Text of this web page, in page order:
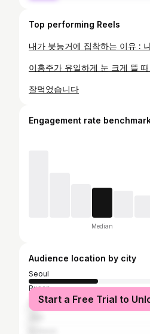
Top performing Reels
이홍주가 유일하게 눈 크게 뜰
잘먹었습니다
Engagement rate
Median
Audience location by city
Seoul
Busan
Daegu
Start a Free Trial to